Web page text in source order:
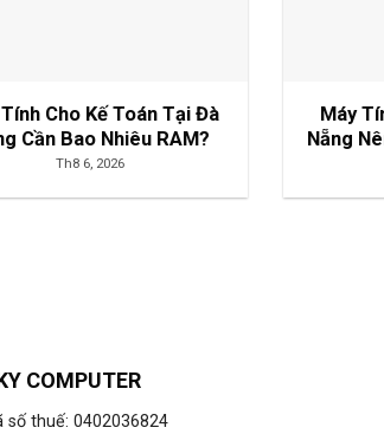
Cho Kế Toán Tại Đà
Cần Bao Nhiêu RAM?
Th8 6, 2026
Máy
Nẵng
COMPUTER
số thuế: 0402036824